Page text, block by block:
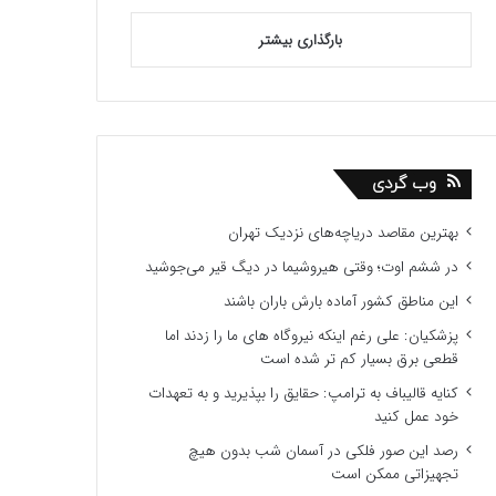
بارگذاری بیشتر
وب گردی
بهترین مقاصد دریاچه‌های نزدیک تهران
در ششم اوت؛ وقتی هیروشیما در دیگ قیر می‌جوشید
این مناطق کشور آماده بارش باران باشند
پزشکیان: علی رغم اینکه نیروگاه های ما را زدند اما
قطعی برق بسیار کم تر شده است
کنایه قالیباف به ترامپ: حقایق را بپذیرید و به تعهدات
خود عمل کنید
رصد این صور فلکی در آسمان شب بدون هیچ
تجهیزاتی ممکن است